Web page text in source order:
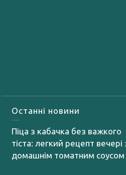
Останні новини
Піца з кабачка без важкого
тіста: легкий рецепт вечері
домашнім томатним соусом